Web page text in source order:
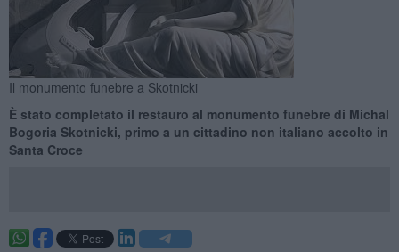
Il monumento funebre a Skotnicki
È stato completato il restauro al monumento funebre di Michal
Bogoria Skotnicki, primo a un cittadino non italiano accolto in
Santa Croce